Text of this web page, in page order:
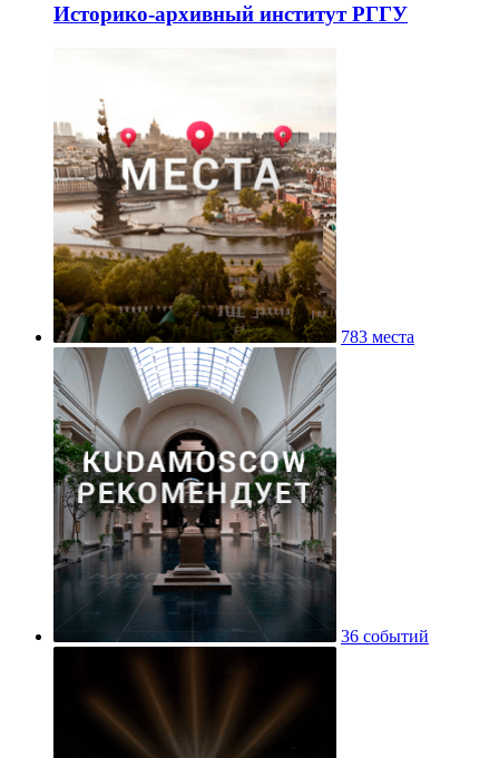
Историко-архивный институт РГГУ
783 места
36 событий